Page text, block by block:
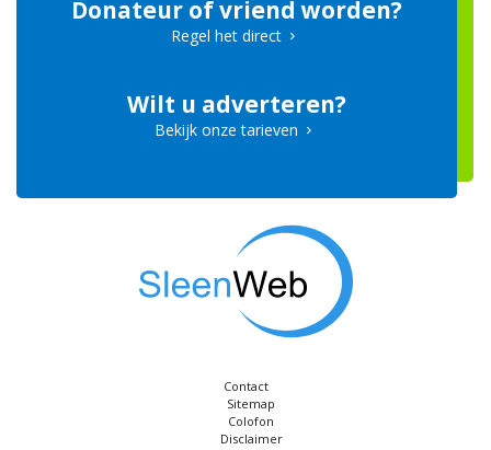
Donateur of vriend worden?
Regel het direct
Wilt u adverteren?
Bekijk onze tarieven
Contact
Sitemap
Colofon
Disclaimer